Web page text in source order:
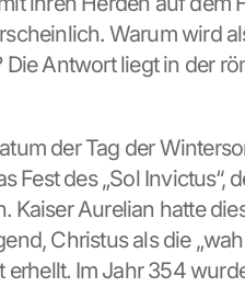
Warum wird
Antwort liegt in der
der Tag der
Fest des „Sol Invictus“,
Kaiser Aurelian hatte
Christus als die
erhellt. Im Jahr 354